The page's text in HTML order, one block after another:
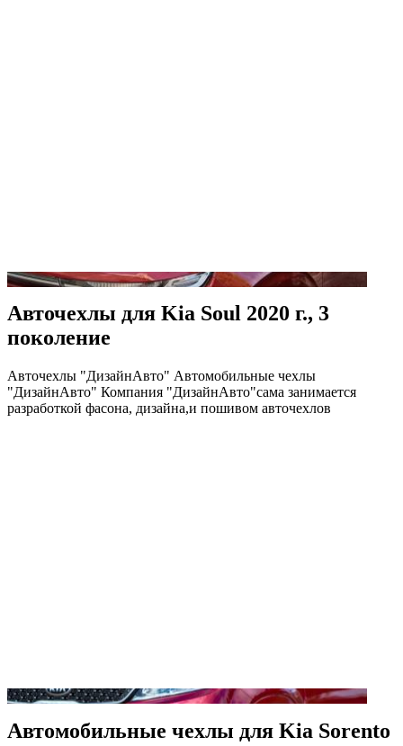
Авточехлы для Kia Soul 2020 г., 3
поколение
Авточехлы "ДизайнАвто" Автомобильные чехлы
"ДизайнАвто" Компания "ДизайнАвто"сама занимается
разработкой фасона, дизайна,и пошивом авточехлов
Автомобильные чехлы для Kia Sorento